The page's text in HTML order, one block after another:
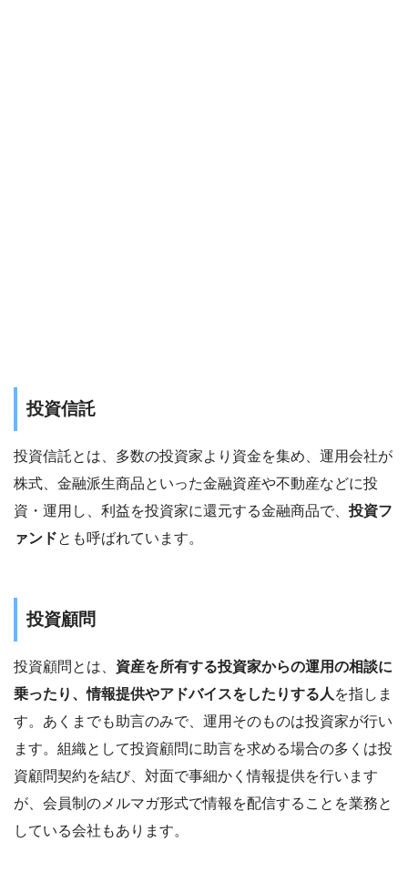
投資信託
投資信託とは、多数の投資家より資金を集め、運用会社が
株式、金融派生商品といった金融資産や不動産などに投
資・運用し、利益を投資家に還元する金融商品で、 投資フ
ァンドとも呼ばれています。
投資顧問
投資顧問とは、 資産を所有する投資家からの運用の相談に
乗ったり、情報提供やアドバイスをしたりする人 を指しま
す。あくまでも助言のみで、運用そのものは投資家が行い
ます。組織として投資顧問に助言を求める場合の多くは投
資顧問契約を結び、対面で事細かく情報提供を行います
が、会員制のメルマガ形式で情報を配信することを業務と
している会社もあります。